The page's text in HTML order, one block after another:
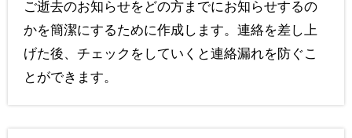
ご逝去のお知らせをどの方までにお知らせするの
かを簡潔にするために作成します。連絡を差し上
げた後、チェックをしていくと連絡漏れを防ぐこ
とができます。